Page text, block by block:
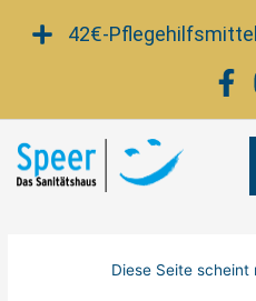
Inhalt
42€-Pflegehilfsmittel
Diese Seite scheint